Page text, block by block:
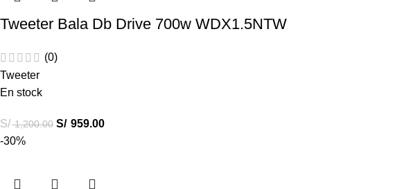
Tweeter Bala Db Drive 700w WDX1.5NTW
(0)
Tweeter
En stock
S/1,200.00 S/ 959.00
-30%